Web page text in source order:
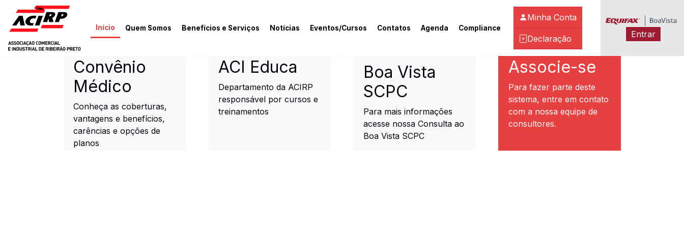
Pular para o conteúdo principal
Início Quem Somos Benefícios e Serviços Notícias Eventos/Cursos Contatos Agenda Compliance
Minha Conta
Declaração Entrar
ACIRP - Associação Comercial e Industrial de Ribeirão Preto
Convênio
Médico
Conheça as coberturas,
vantagens e benefícios,
carências e opções de
planos
ACI Educa
Departamento da ACIRP
responsável por cursos e
treinamentos
Boa Vista
SCPC
Para mais informações
acesse nossa Consulta ao
Boa Vista SCPC
Associe-se
Para fazer parte deste
sistema, entre em contato
com a nossa equipe de
consultores.